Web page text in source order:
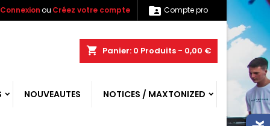
 Compte pro
Connexionou Créez votre compte
shopping_cart Panier: 0 Produits - 0,00 €
NOUVEAUTES NOTICES / MAXTONIZED